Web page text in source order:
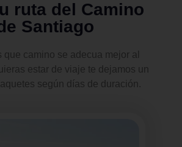
ruta del Camino
Santiago
que camino se adecua mejor al
estar de viaje te dejamos un
según días de duración.